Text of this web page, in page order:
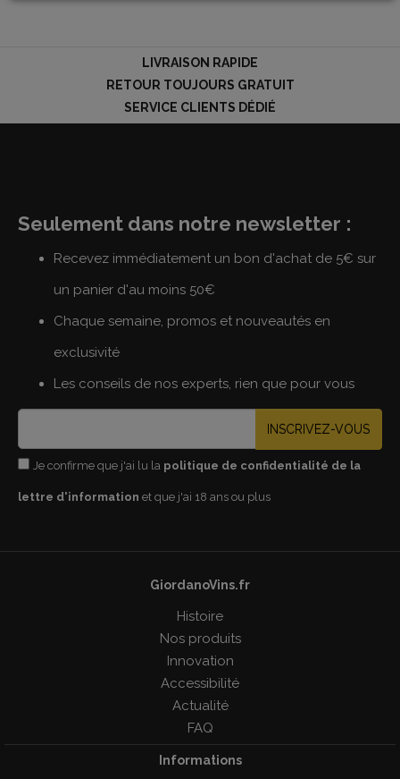
LIVRAISON RAPIDE
RETOUR TOUJOURS GRATUIT
SERVICE CLIENTS DÉDIÉ
Seulement dans notre newsletter :
Recevez immédiatement un bon d'achat de 5€ sur
un panier d'au moins 50€
Chaque semaine, promos et nouveautés en
exclusivité
Les conseils de nos experts, rien que pour vous
INSCRIVEZ-VOUS
Je confirme que j'ai lu la politique de confidentialité de la
lettre d'information et que j'ai 18 ans ou plus
GiordanoVins.fr
Histoire
Nos produits
Innovation
Accessibilité
Actualité
FAQ
Informations